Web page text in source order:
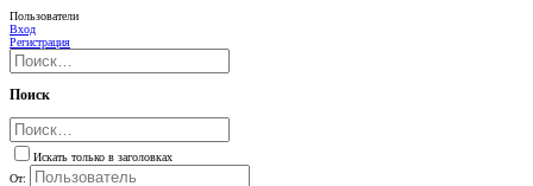
Пользователи
Вход
Регистрация
Поиск
Искать только в заголовках
От: